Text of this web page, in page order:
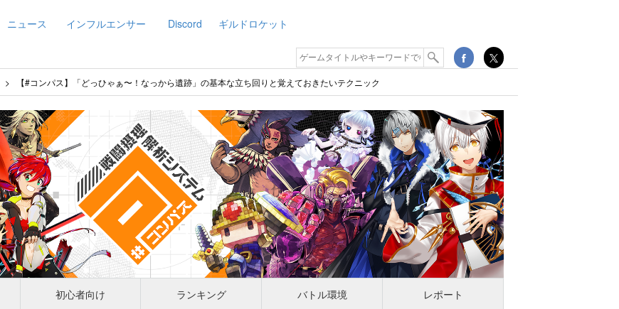
ニュース インフルエンサー Discord ギルドロケット
【#コンパス】「どっひゃぁ〜！なっから遺跡」の基本な立ち回りと覚えておきたいテクニック
初心者向け ランキング バトル環境 レポート